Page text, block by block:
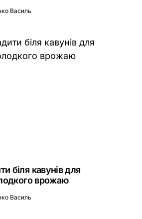
Василь
біля кавунів для
врожаю
Василь